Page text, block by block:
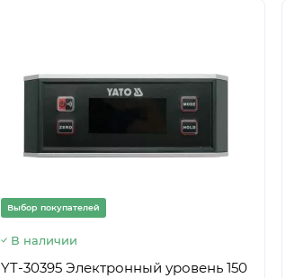
Выбор покупателей
В наличии
YT-30395 Электронный уровень 150